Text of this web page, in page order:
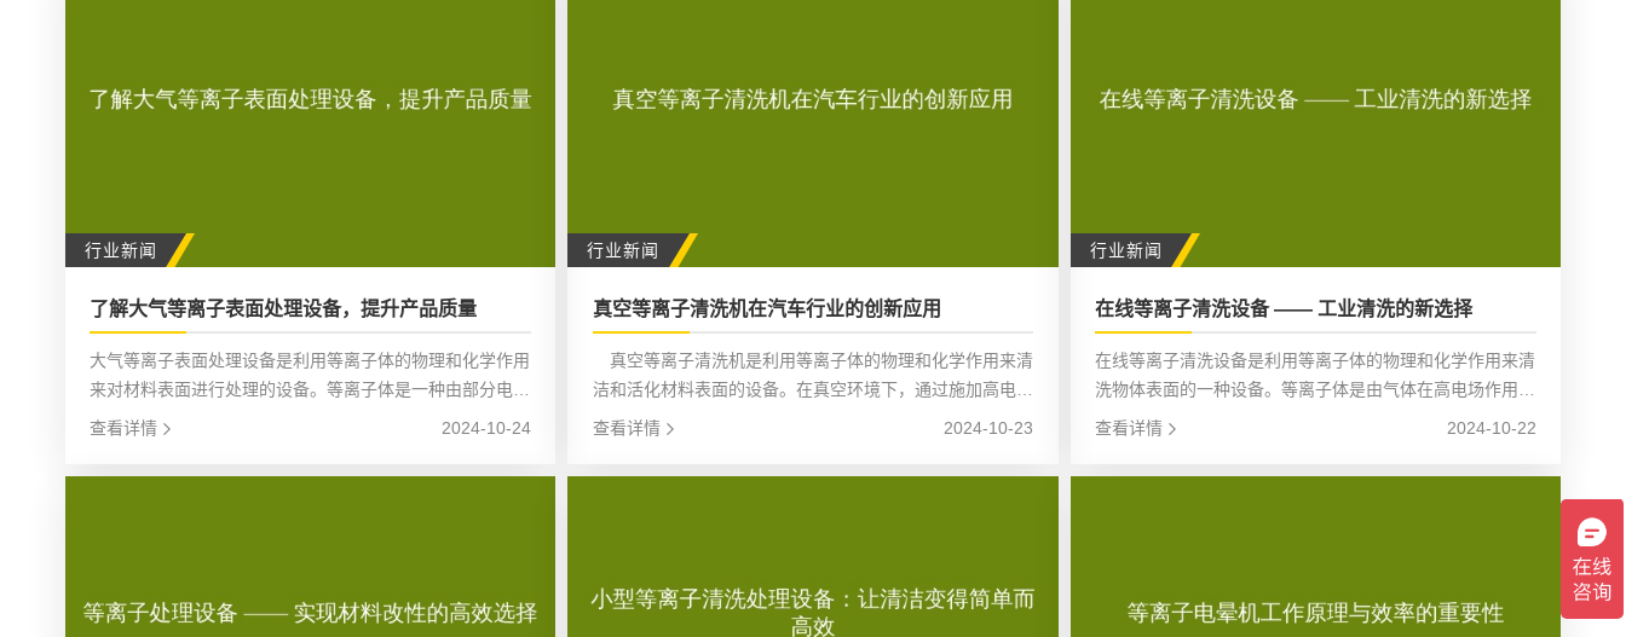
行业新闻
了解大气等离子表面处理设备，提升产品质量
大气等离子表面处理设备是利用等离子体的物理和化学作用
来对材料表面进行处理的设备。等离子体是一种由部分电离
的气体组成的物质状态，其中含有大量的活性粒子，如电
与材料表面发生物理和化学反应，从而改变材料表面的性
查看详情 2024-10-24
行业新闻
真空等离子清洗机在汽车行业的创新应用
真空等离子清洗机是利用等离子体的物理和化学作用来清
洁和活化材料表面的设备。在真空环境下，通过施加高电
压，使气体电离产生等离子体。等离子体中的活性粒子与材
物等，并能在材料表面形成活性基团，提高表面的附着力和
查看详情 2024-10-23
行业新闻
在线等离子清洗设备 —— 工业清洗的新选择
在线等离子清洗设备是利用等离子体的物理和化学作用来清
洗物体表面的一种设备。等离子体是由气体在高电场作用下
电离产生的，其中包含大量的电子、离子、自由基等活性粒
为无害的物质，从而达到清洗的目的。
查看详情 2024-10-22